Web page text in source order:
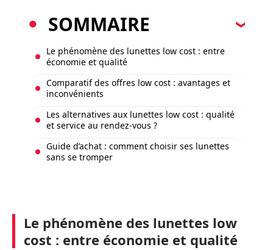
SOMMAIRE
Le phénomène des lunettes low cost : entre
économie et qualité
Comparatif des offres low cost : avantages et
inconvénients
Les alternatives aux lunettes low cost : qualité
et service au rendez-vous ?
Guide d’achat : comment choisir ses lunettes
sans se tromper
Le phénomène des lunettes low
cost : entre économie et qualité